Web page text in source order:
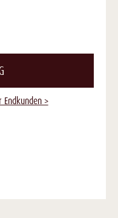
Endkunden >